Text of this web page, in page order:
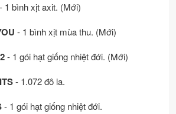
- 1 bình xịt axit. (Mới)
- 1 bình xịt mùa thu. (Mới)
- 1 gói hạt giống nhiệt đới. (Mới)
- 1.072 đô la.
- 1 gói hạt giống nhiệt đới.